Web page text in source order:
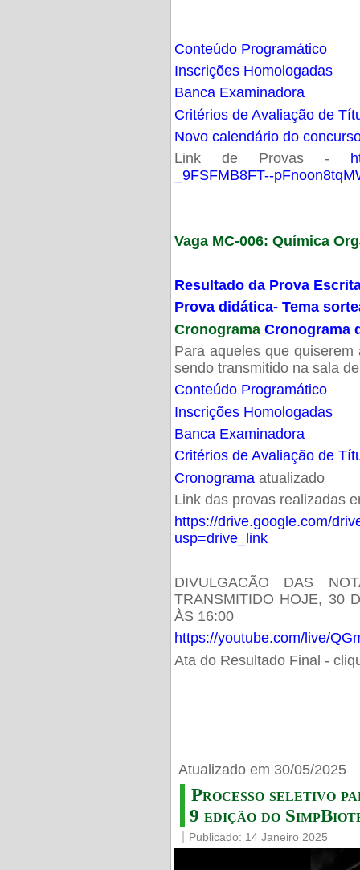
Conteúdo Programático
Inscrições Homologadas
Banca Examinadora
Critérios de Avaliação de
Novo calendário do
Link de Provas -
_9FSFMB8FT--
Vaga MC-006: Química
Resultado da Prova
Prova didática- Tema
Cronograma Cronograma
Para aqueles que
sendo transmitido na sala
Conteúdo Programático
Inscrições Homologadas
Banca Examinadora
Critérios de Avaliação de
Cronogramaatualizado
Link das provas realizadas
https://drive.google.com/
usp=drive_link
DIVULGACÃO DAS
TRANSMITIDO HOJE, 30
ÀS 16:00
https://youtube.com/live/
Ata do Resultado Final -
Atualizado em 30/05/2025
Processo seletivo
9 edição do
Publicado: 14 Janeiro 2025